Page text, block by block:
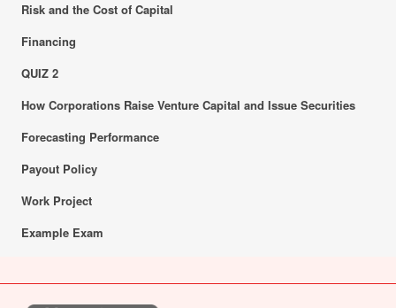
Risk and the Cost of Capital
Financing
QUIZ 2
How Corporations Raise Venture Capital and Issue Securities
Forecasting Performance
Payout Policy
Work Project
Example Exam